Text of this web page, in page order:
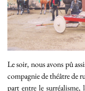
Le soir, nous avons pû
compagnie de théâtre de
part entre le